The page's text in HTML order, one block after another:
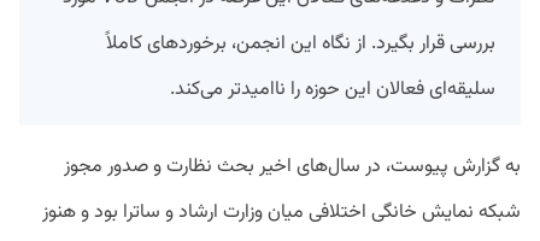
بررسی قرار بگیرد. از نگاه این انجمن، برخوردهای کاملاً
سلیقه‌ای فعالان این حوزه را ناامیدتر می‌کند.
به گزارش پیوست، در سال‌های اخیر بحث نظارت و صدور مجوز
شبکه نمایش خانگی اختلافی میان وزارت ارشاد و ساترا بود و هنوز